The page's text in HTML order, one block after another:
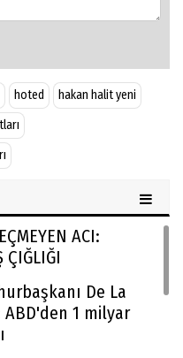
hoted
hakan halit yeni
ACI:
ÇIĞLIĞI
De La
1 milyar